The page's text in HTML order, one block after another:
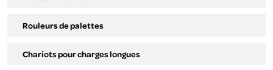
Rouleurs de palettes
Chariots pour charges longues